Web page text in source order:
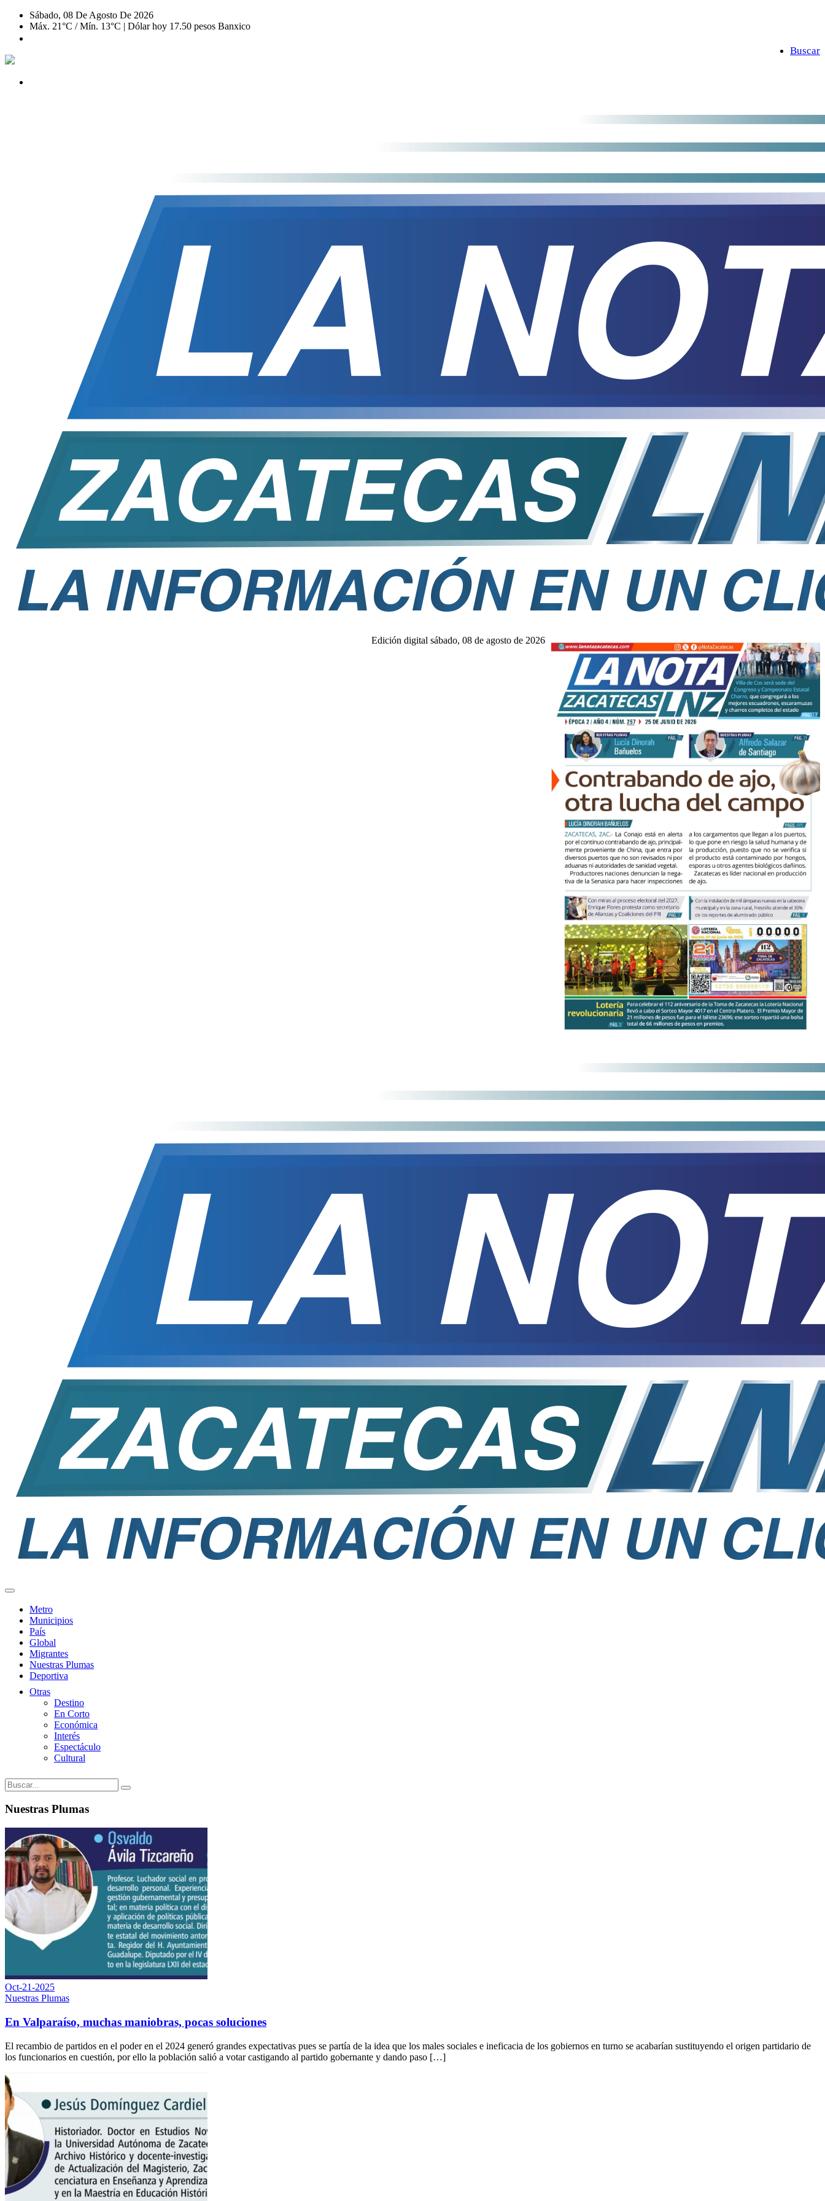
Sábado, 08 De Agosto De 2026
Máx. 21°C / Mín. 13°C | Dólar hoy 17.50 pesos Banxico
Buscar
Edición digital sábado, 08 de agosto de 2026
Metro
Municipios
País
Global
Migrantes
Nuestras Plumas
Deportiva
Otras
Destino
En Corto
Económica
Interés
Espectáculo
Cultural
Nuestras Plumas
Oct-21-2025
Nuestras Plumas
En Valparaíso, muchas maniobras, pocas soluciones
El recambio de partidos en el poder en el 2024 generó grandes expectativas pues se partía de la idea que los males sociales e ineficacia de los gobiernos en turno se acabarían sustituyendo el origen partidario de
los funcionarios en cuestión, por ello la población salió a votar castigando al partido gobernante y dando paso […]